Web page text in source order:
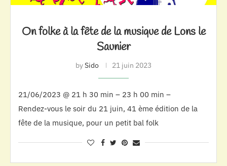
On folke à la fête de la musique de Lons le
Saunier
bySido 21 juin 2023
21/06/2023 @ 21 h 30 min – 23 h 00 min –
Rendez-vous le soir du 21 juin, 41 ème édition de la
fête de la musique, pour un petit bal folk